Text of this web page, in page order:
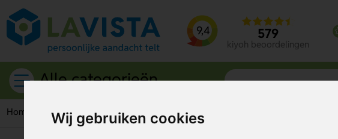
Wij gebruiken cookies
9,4 579
kiyoh beoordelingen
Alle categorieën
Home Zoek op type Goedkope relatiegeschenken